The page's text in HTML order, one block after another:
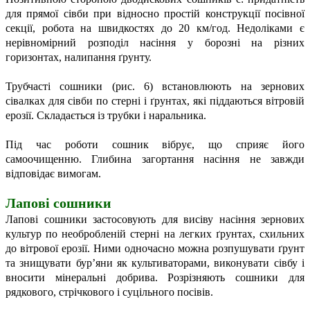
для прямої сівби при відносно простій конструкції посівної
секції, робота на швидкостях до 20 км/год. Недоліками є
нерівномірний розподіл насіння у борозні на різних
горизонтах, налипання ґрунту.
Трубчасті сошники (рис. 6) встановлюють на зернових
сівалках для сівби по стерні і ґрунтах, які піддаються вітровій
ерозії. Складається із трубки і наральника.
Під час роботи сошник вібрує, що сприяє його
самоочищенню. Глибина загортання насіння не завжди
відповідає вимогам.
Лапові сошники
Лапові сошники застосовують для висіву насіння зернових
культур по необробленій стерні на легких ґрунтах, схильних
до вітрової ерозії. Ними одночасно можна розпушувати ґрунт
та знищувати бур’яни як культиваторами, виконувати сівбу і
вносити мінеральні добрива. Розрізняють сошники для
рядкового, стрічкового і суцільного посівів.